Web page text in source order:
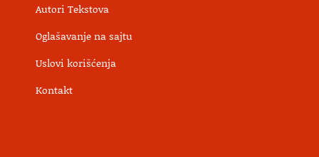
Autori Tekstova
Oglašavanje na sajtu
Uslovi korišćenja
Kontakt